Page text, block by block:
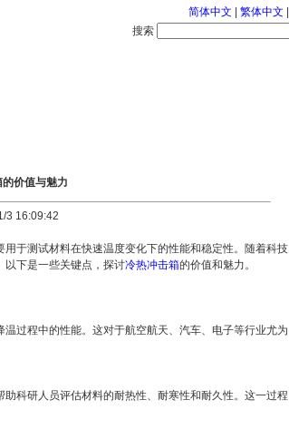
简体中文 繁体中文
搜索
价值与魅力
3 16:09:42
于测试材料在快速温度变化下的性能和稳定性。随着科技
以下是一些关键点，探讨冷热冲击箱的价值和魅力。
过程中的性能。这对于航空航天、汽车、电子等行业尤为
科研人员评估材料的耐热性、耐寒性和耐久性。这一过程